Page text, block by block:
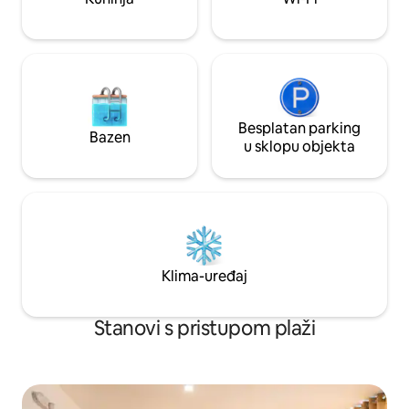
Bazen
Besplatan parking
u sklopu objekta
Klima-uređaj
Stanovi s pristupom plaži